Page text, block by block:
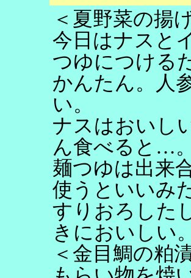
＜夏野菜の揚
今日はナスと
つゆにつける
かんたん。人
い。
ナスはおいし
ん食べると…。
麺つゆは出来
使うといいみ
すりおろした
きにおいしい。
＜金目鯛の粕